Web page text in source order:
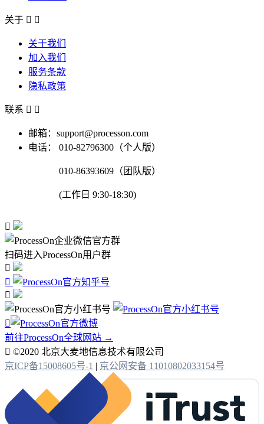
关于  
关于我们
加入我们
服务条款
隐私政策
联系  
邮箱：support@processon.com
电话：
010-82796300（个人版）
010-86393609（团队版）
(工作日 9:30-18:30)

扫码进入ProcessOn用户群




前往ProcessOn全球网站 →
 ©2020 北京大麦地信息技术有限公司
京ICP备15008605号-1 | 京公网安备 11010802033154号